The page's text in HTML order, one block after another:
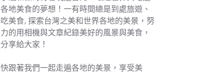
各地美食的夢想！一有時間總是到處旅遊、
吃美食, 探索台灣之美和世界各地的美景，努
力的用相機與文章紀錄美好的風景與美食，
分享給大家！
快跟著我們一起走遍各地的美景，享受美